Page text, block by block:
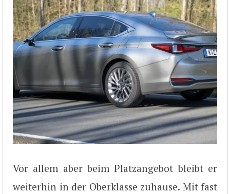
Vor allem aber beim Platzangebot bleibt er
weiterhin in der Oberklasse zuhause. Mit fast